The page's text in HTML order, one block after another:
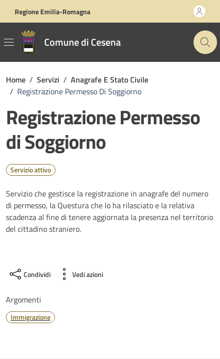
Regione Emilia-Romagna
Comune di Cesena
Home / Servizi / Anagrafe E Stato Civile
/ Registrazione Permesso Di Soggiorno
Registrazione Permesso
di Soggiorno
Servizio attivo
Servizio che gestisce la registrazione in anagrafe del numero
di permesso, la Questura che lo ha rilasciato e la relativa
scadenza al fine di tenere aggiornata la presenza nel territorio
del cittadino straniero.
Condividi Vedi azioni
Argomenti
Immigrazione